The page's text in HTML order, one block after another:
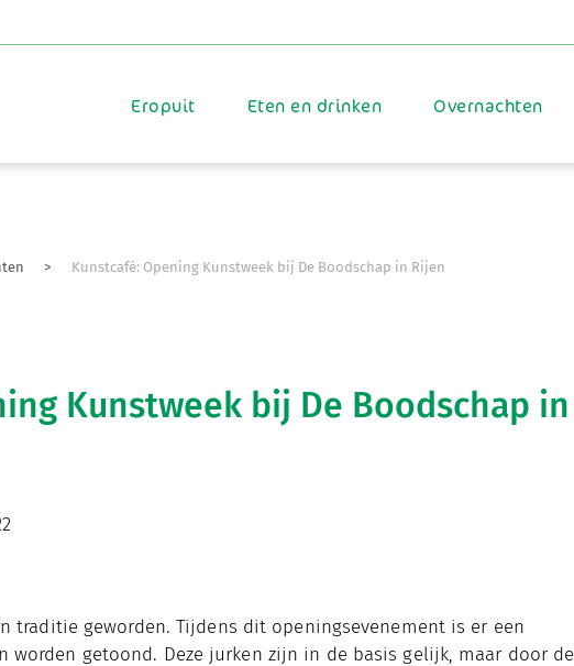
Eropuit Eten en drinken Overnachten
> Kunstcafé: Opening Kunstweek bij De Boodschap in Rijen
Kunstweek bij De Boodschap in
traditie geworden. Tijdens dit openingsevenement is er een
worden getoond. Deze jurken zijn in de basis gelijk, maar door de